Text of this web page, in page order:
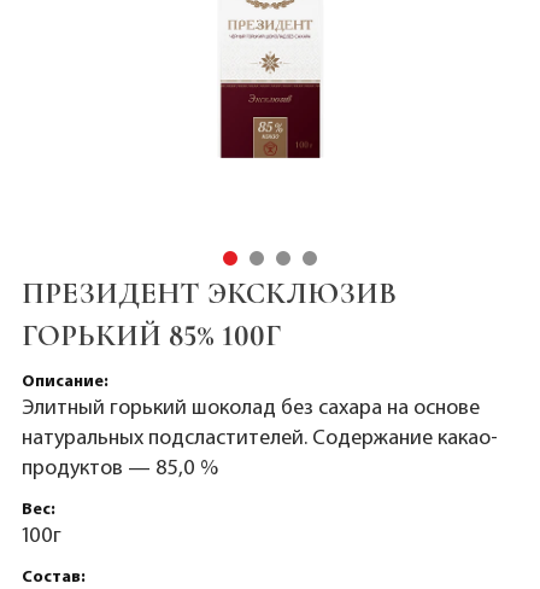
ПРЕЗИДЕНТ ЭКСКЛЮЗИВ
ГОРЬКИЙ 85% 100Г
Описание:
Элитный горький шоколад без сахара на основе
натуральных подсластителей. Содержание какао-
продуктов — 85,0 %
Вес:
100г
Состав: